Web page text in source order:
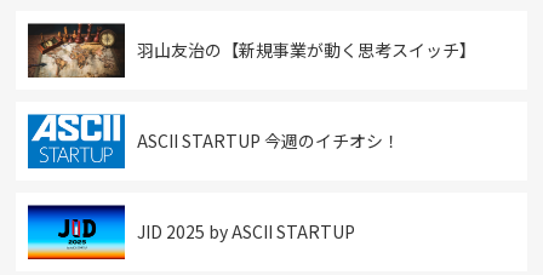
羽山友治の【新規事業が動く思考スイッチ】
ASCII STARTUP 今週のイチオシ！
JID 2025 by ASCII STARTUP